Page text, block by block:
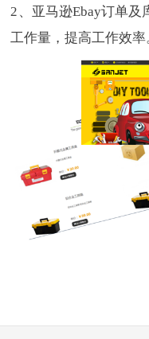
2、亚马逊Ebay订单及
工作量，提高工作效率